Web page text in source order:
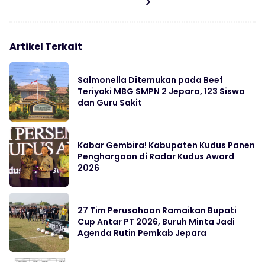
Artikel Terkait
Salmonella Ditemukan pada Beef
Teriyaki MBG SMPN 2 Jepara, 123 Siswa
dan Guru Sakit
Kabar Gembira! Kabupaten Kudus Panen
Penghargaan di Radar Kudus Award
2026
27 Tim Perusahaan Ramaikan Bupati
Cup Antar PT 2026, Buruh Minta Jadi
Agenda Rutin Pemkab Jepara